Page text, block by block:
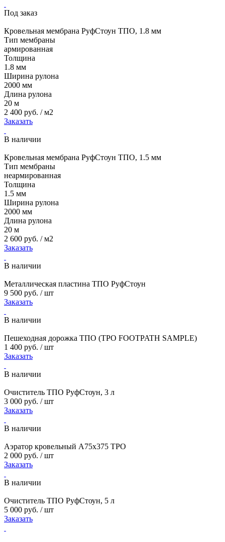
Под заказ
Кровельная мембрана РуфСтоун ТПО, 1.8 мм
Тип мембраны
армированная
Толщина
1.8 мм
Ширина рулона
2000 мм
Длина рулона
20 м
2 400 руб. / м2
Заказать
В наличии
Кровельная мембрана РуфСтоун ТПО, 1.5 мм
Тип мембраны
неармированная
Толщина
1.5 мм
Ширина рулона
2000 мм
Длина рулона
20 м
2 600 руб. / м2
Заказать
В наличии
Металлическая пластина ТПО РуфСтоун
9 500 руб. / шт
Заказать
В наличии
Пешеходная дорожка ТПО (TPO FOOTPATH SAMPLE)
1 400 руб. / шт
Заказать
В наличии
Очиститель ТПО РуфСтоун, 3 л
3 000 руб. / шт
Заказать
В наличии
Аэратор кровельный А75х375 TPO
2 000 руб. / шт
Заказать
В наличии
Очиститель ТПО РуфСтоун, 5 л
5 000 руб. / шт
Заказать